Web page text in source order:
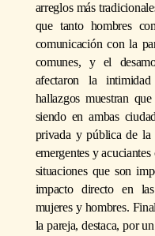
arreglos más
que tanto hombres
comunicación con la
comunes, y el
afectaron la
hallazgos muestran
siendo en ambas
privada y pública de la
emergentes y
situaciones que son
impacto directo en
mujeres y hombres.
la pareja, destaca, por